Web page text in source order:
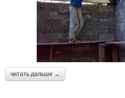
читать дальше →